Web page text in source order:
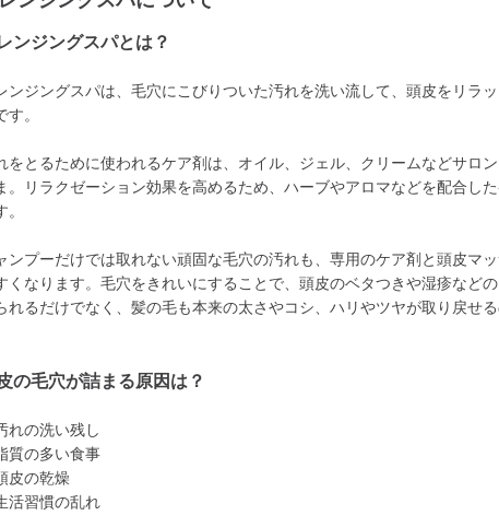
ンジングスパとは？
ンジングスパは、毛穴にこびりついた汚れを洗い流して、頭皮をリラ
す。
をとるために使われるケア剤は、オイル、ジェル、クリームなどサロ
。リラクゼーション効果を高めるため、ハーブやアロマなどを配合し
。
ンプーだけでは取れない頑固な毛穴の汚れも、専用のケア剤と頭皮マ
くなります。毛穴をきれいにすることで、頭皮のベタつきや湿疹など
れるだけでなく、髪の毛も本来の太さやコシ、ハリやツヤが取り戻せる
の毛穴が詰まる原因は？
れの洗い残し
質の多い食事
皮の乾燥
活習慣の乱れ